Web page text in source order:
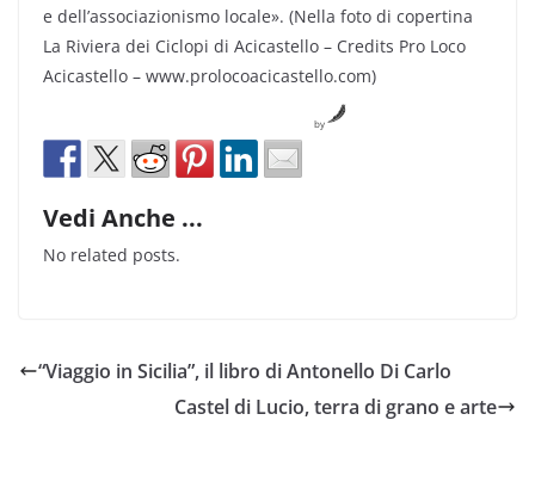
e dell’associazionismo locale». (Nella foto di copertina
La Riviera dei Ciclopi di Acicastello – Credits Pro Loco
Acicastello – www.prolocoacicastello.com)
by
Vedi Anche ...
No related posts.
“Viaggio in Sicilia”, il libro di Antonello Di Carlo
Castel di Lucio, terra di grano e arte